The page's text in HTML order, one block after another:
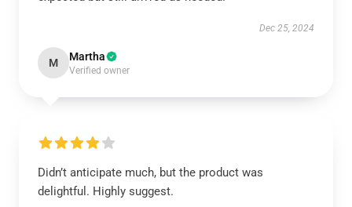
Dec 25, 2024
M Martha
Verified owner
Didn’t anticipate much, but the product was
delightful. Highly suggest.